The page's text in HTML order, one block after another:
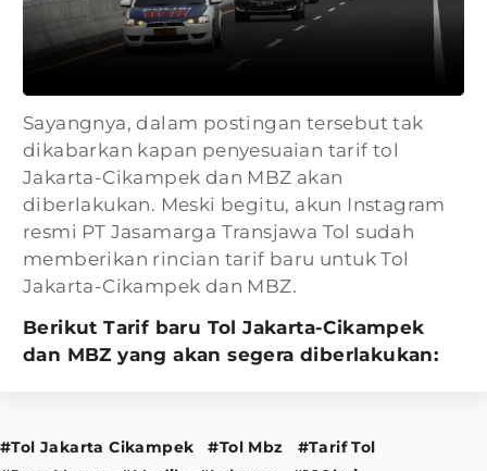
Sayangnya, dalam postingan tersebut tak
dikabarkan kapan penyesuaian tarif tol
Jakarta-Cikampek dan MBZ akan
diberlakukan. Meski begitu, akun Instagram
resmi PT Jasamarga Transjawa Tol sudah
memberikan rincian tarif baru untuk Tol
Jakarta-Cikampek dan MBZ.
Berikut Tarif baru Tol Jakarta-Cikampek
dan MBZ yang akan segera diberlakukan:
#Tol Jakarta Cikampek #Tol Mbz
#Tarif Tol